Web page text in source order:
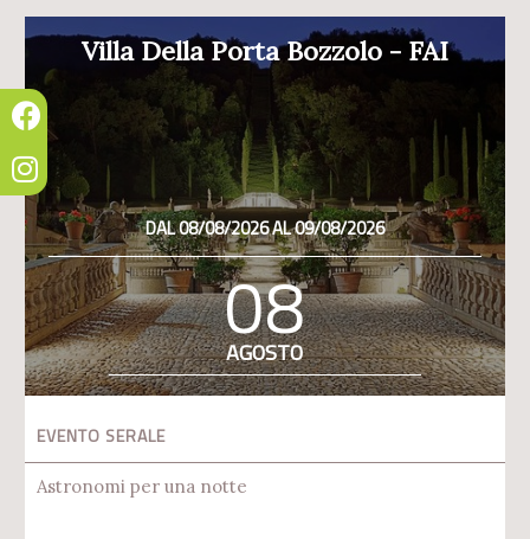
Villa Della Porta Bozzolo - FAI
DAL 08/08/2026 AL 09/08/2026
08
AGOSTO
EVENTO SERALE
Astronomi per una notte